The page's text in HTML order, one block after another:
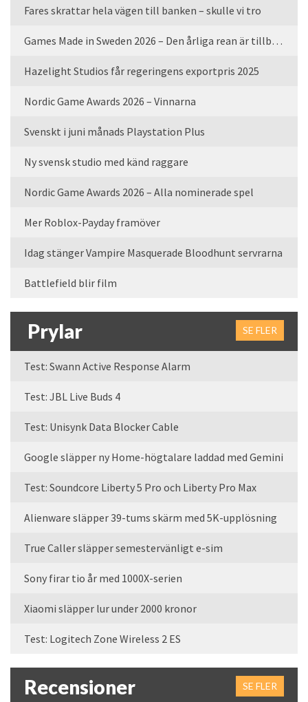
Fares skrattar hela vägen till banken – skulle vi tro
Games Made in Sweden 2026 – Den årliga rean är tillbaka
Hazelight Studios får regeringens exportpris 2025
Nordic Game Awards 2026 – Vinnarna
Svenskt i juni månads Playstation Plus
Ny svensk studio med känd raggare
Nordic Game Awards 2026 – Alla nominerade spel
Mer Roblox-Payday framöver
Idag stänger Vampire Masquerade Bloodhunt servrarna
Battlefield blir film
Prylar SE FLER
Test: Swann Active Response Alarm
Test: JBL Live Buds 4
Test: Unisynk Data Blocker Cable
Google släpper ny Home-högtalare laddad med Gemini
Test: Soundcore Liberty 5 Pro och Liberty Pro Max
Alienware släpper 39-tums skärm med 5K-upplösning
True Caller släpper semestervänligt e-sim
Sony firar tio år med 1000X-serien
Xiaomi släpper lur under 2000 kronor
Test: Logitech Zone Wireless 2 ES
Recensioner SE FLER